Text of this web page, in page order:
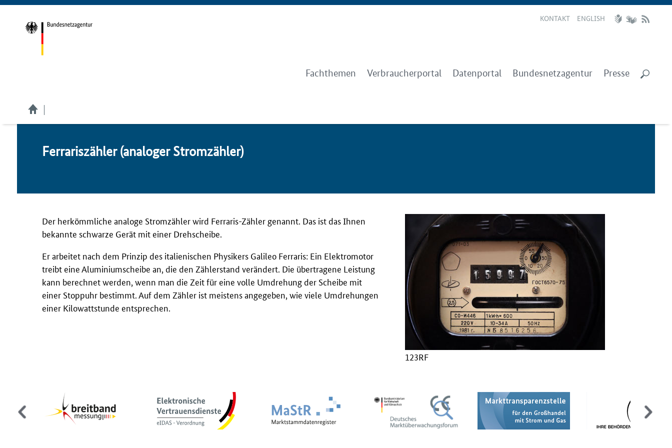
KONTAKT ENGLISH
Fachthemen Verbraucherportal Datenportal Bundesnetzagentur Presse
Fer­ra­ris­zäh­ler (ana­lo­ger Strom­zäh­ler)
123RF
Der herkömmliche analoge Stromzähler wird Ferraris-Zähler genannt. Das ist das Ihnen
bekannte schwarze Gerät mit einer Drehscheibe.
Er arbeitet nach dem Prinzip des italienischen Physikers Galileo Ferraris: Ein Elektromotor
treibt eine Aluminiumscheibe an, die den Zählerstand verändert. Die übertragene Leistung
kann berechnet werden, wenn man die Zeit für eine volle Umdrehung der Scheibe mit
einer Stoppuhr bestimmt. Auf dem Zähler ist meistens angegeben, wie viele Umdrehungen
einer Kilowattstunde entsprechen.